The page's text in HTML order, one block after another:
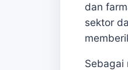
dan
sektor
Sebagai